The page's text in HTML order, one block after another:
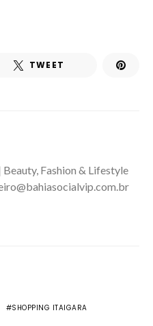
TWEET
Fashion & Lifestyle
SHOPPING ITAIGARA